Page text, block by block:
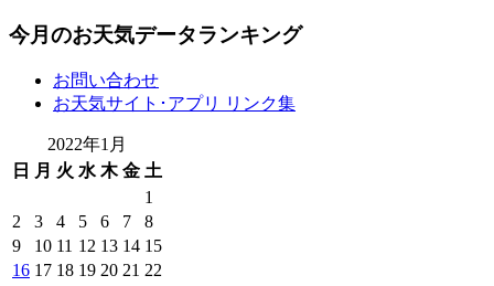
今月のお天気データランキング
お問い合わせ
お天気サイト･アプリ リンク集
2022年1月
日
月 火 水 木 金 土
1
2
3 4 5 6 7
8
9
10 11 12 13 14 15
16 17 18 19 20 21 22